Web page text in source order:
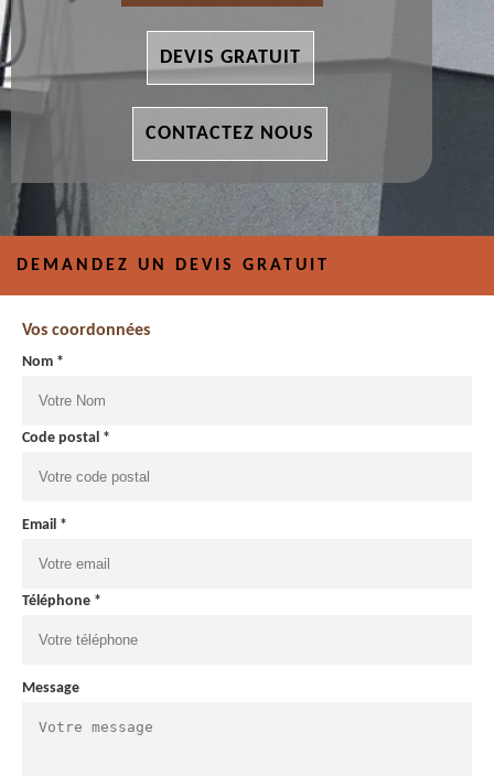
DEVIS GRATUIT
CONTACTEZ NOUS
DEMANDEZ UN DEVIS GRATUIT
Vos coordonnées
Nom *
Code postal *
Email *
Téléphone *
Message